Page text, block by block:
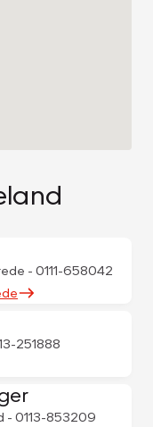
- 0111-658042
251888
- 0113-853209